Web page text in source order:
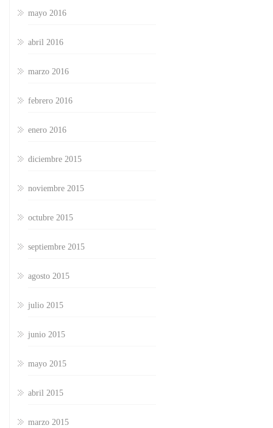
mayo 2016
abril 2016
marzo 2016
febrero 2016
enero 2016
diciembre 2015
noviembre 2015
octubre 2015
septiembre 2015
agosto 2015
julio 2015
junio 2015
mayo 2015
abril 2015
marzo 2015